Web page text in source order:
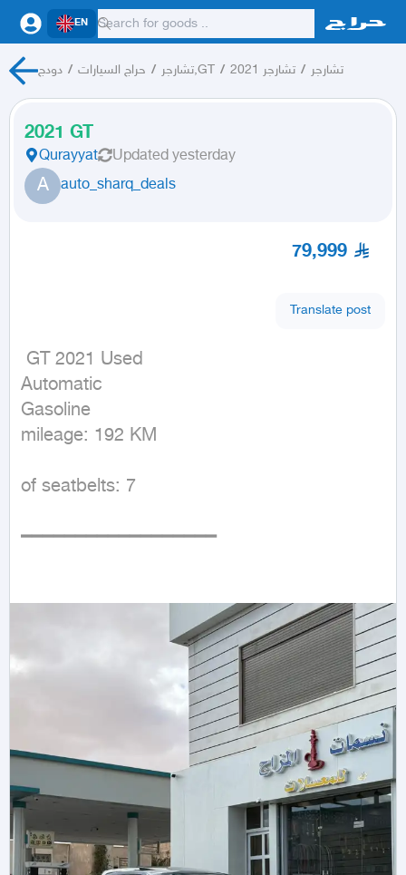
EN
دودج / حراج السيارات / تشارجر,GT / تشارجر 2021 / تشارجر
2021 GT
Qurayyat Updated yesterday
A auto_sharq_deals
79,999
Translate post
Automatic
Gasoline
mileage: 192 KM
of seatbelts: 7
━━━━━━━━━━━━━━━━━━